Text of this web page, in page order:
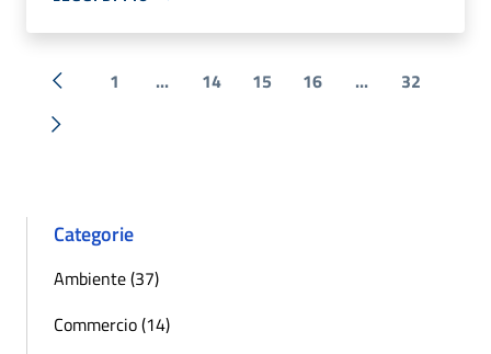
« Precedente
1 ... 14 15 16 ... 32
Successiva »
Categorie
Ambiente (37)
Commercio (14)